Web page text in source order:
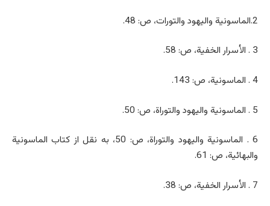
2.الماسونیة والیهود والتورات، ص: 48.
3 . الأسرار الخفیة، ص: 58.
4 . الماسونیة، ص: 143.
5 . الماسونیة والیهود والتوراة، ص: 50.
6 . الماسونیة والیهود والتوراة، ص: 50، به نقل از کتاب الماسونیة
والبهائیة، ص: 61.
7 . الأسرار الخفیة، ص: 38.